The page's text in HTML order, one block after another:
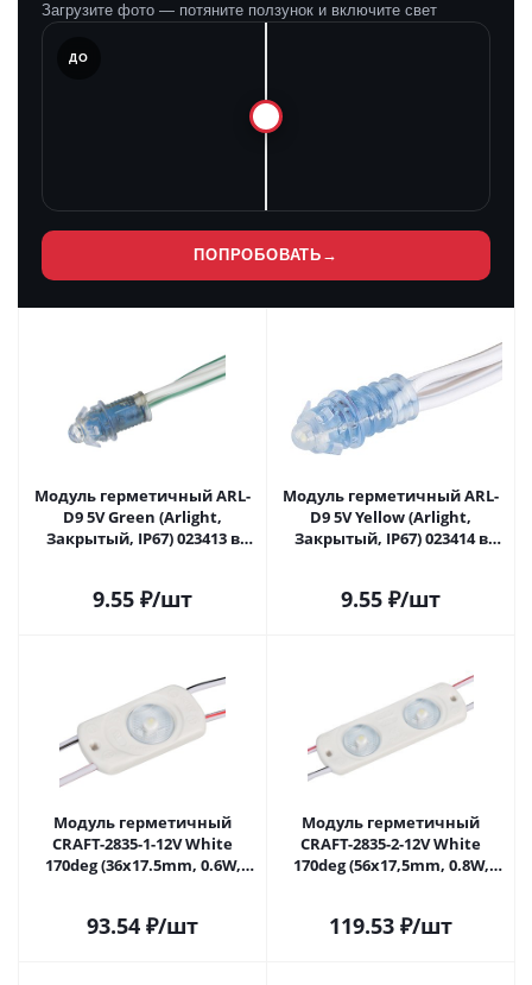
Загрузите фото — потяните ползунок и включите свет
ДО
ПОПРОБОВАТЬ →
Модуль герметичный ARL-
D9 5V Green (Arlight,
Закрытый, IP67) 023413 в
9.55 ₽/шт
Модуль герметичный ARL-
D9 5V Yellow (Arlight,
Закрытый, IP67) 023414 в
9.55 ₽/шт
Модуль герметичный
CRAFT-2835-1-12V White
170deg (36x17.5mm, 0.6W,
93.54 ₽/шт
Модуль герметичный
CRAFT-2835-2-12V White
170deg (56х17,5mm, 0.8W,
119.53 ₽/шт